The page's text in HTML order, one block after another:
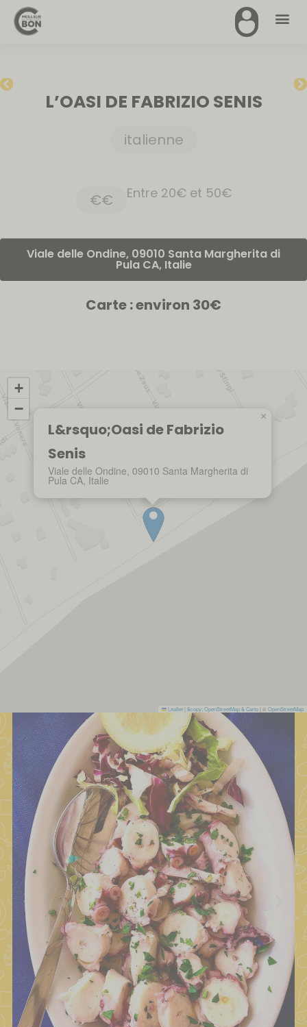
L’OASI DE FABRIZIO SENIS
italienne
€€ Entre 20€ et 50€
Viale delle Ondine, 09010 Santa Margherita di
Pula CA, Italie
Carte : environ 30€
L&rsquo;Oasi de Fabrizio
Senis
Viale delle Ondine, 09010 Santa Margherita di
Pula CA, Italie
×
+
−
Leaflet &copy; OpenStreetMap & Carto | ©OpenStreetMap